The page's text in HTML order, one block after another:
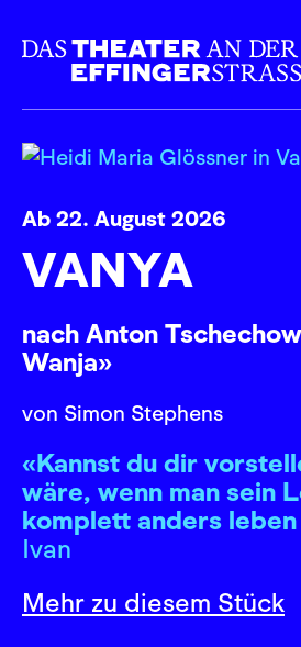
Ab 22. August 2026
VANYA
nach Anton
Wanja»
von Simon Stephens
«Kannst du dir
wäre, wenn man sein
komplett anders
Ivan
Mehr zu diesem Stück